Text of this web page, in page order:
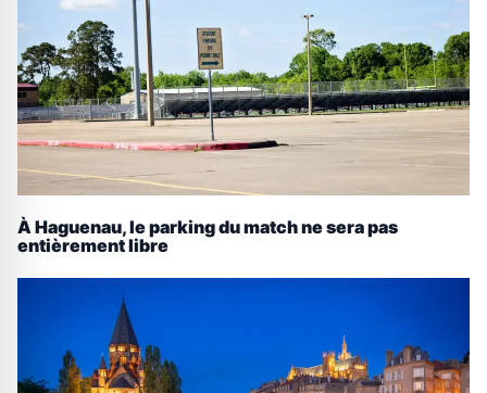
À Haguenau, le parking du match ne sera pas
entièrement libre